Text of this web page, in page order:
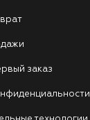
заказ